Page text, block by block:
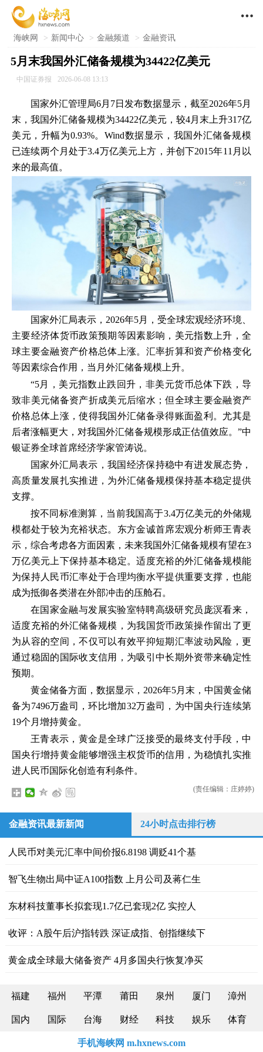

海峡网 > 新闻中心 > 金融频道 > 金融资讯
5月末我国外汇储备规模为34422亿美元
中国证券报 2026-06-08 13:13
国家外汇管理局6月7日发布数据显示，截至2026年5月
末，我国外汇储备规模为34422亿美元，较4月末上升317亿
美元，升幅为0.93%。Wind数据显示，我国外汇储备规模
已连续两个月处于3.4万亿美元上方，并创下2015年11月以
来的最高值。
国家外汇局表示，2026年5月，受全球宏观经济环境、
主要经济体货币政策预期等因素影响，美元指数上升，全
球主要金融资产价格总体上涨。汇率折算和资产价格变化
等因素综合作用，当月外汇储备规模上升。
“5月，美元指数止跌回升，非美元货币总体下跌，导
致非美元储备资产折成美元后缩水；但全球主要金融资产
价格总体上涨，使得我国外汇储备录得账面盈利。尤其是
后者涨幅更大，对我国外汇储备规模形成正估值效应。”中
银证券全球首席经济学家管涛说。
国家外汇局表示，我国经济保持稳中有进发展态势，
高质量发展扎实推进，为外汇储备规模保持基本稳定提供
支撑。
按不同标准测算，当前我国高于3.4万亿美元的外储规
模都处于较为充裕状态。东方金诚首席宏观分析师王青表
示，综合考虑各方面因素，未来我国外汇储备规模有望在3
万亿美元上下保持基本稳定。适度充裕的外汇储备规模能
为保持人民币汇率处于合理均衡水平提供重要支撑，也能
成为抵御各类潜在外部冲击的压舱石。
在国家金融与发展实验室特聘高级研究员庞溟看来，
适度充裕的外汇储备规模，为我国货币政策操作留出了更
为从容的空间，不仅可以有效平抑短期汇率波动风险，更
通过稳固的国际收支信用，为吸引中长期外资带来确定性
预期。
黄金储备方面，数据显示，2026年5月末，中国黄金储
备为7496万盎司，环比增加32万盎司，为中国央行连续第
19个月增持黄金。
王青表示，黄金是全球广泛接受的最终支付手段，中
国央行增持黄金能够增强主权货币的信用，为稳慎扎实推
进人民币国际化创造有利条件。
(责任编辑：庄婷婷)
金融资讯最新新闻 24小时点击排行榜
人民币对美元汇率中间价报6.8198 调贬41个基
智飞生物出局中证A100指数 上月公司及蒋仁生
东材科技董事长拟套现1.7亿已套现2亿 实控人
收评：A股午后沪指转跌 深证成指、创指继续下
黄金成全球最大储备资产 4月多国央行恢复净买
福建 福州 平潭 莆田 泉州 厦门 漳州
国内 国际 台海 财经 科技 娱乐 体育
手机海峡网 m.hxnews.com